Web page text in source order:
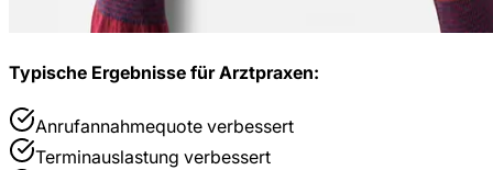
Typische Ergebnisse fürArztpraxen:
Anrufannahmequote verbessert
Terminauslastung verbessert